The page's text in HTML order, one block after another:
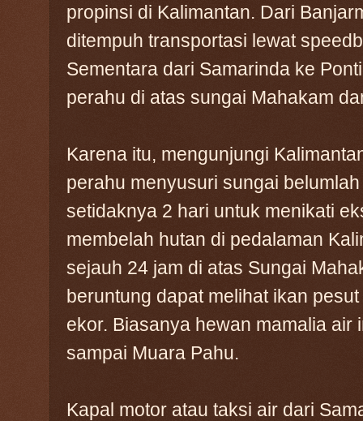
propinsi di Kalimantan. Dari
ditempuh transportasi lewat
Sementara dari Samarinda ke
perahu di atas sungai Mahakam
Karena itu, mengunjungi
perahu menyusuri sungai
setidaknya 2 hari untuk menikati
membelah hutan di pedalaman
sejauh 24 jam di atas Sungai
beruntung dapat melihat ikan
ekor. Biasanya hewan mamalia air
sampai Muara Pahu.
Kapal motor atau taksi air dari